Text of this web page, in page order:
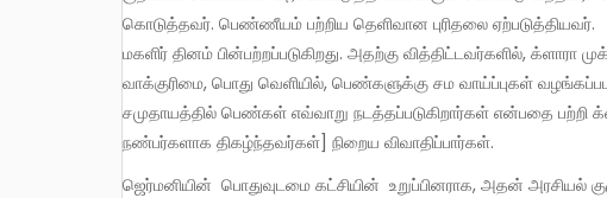
கொடுத்தவர். பெண்ணீயம் பற்றிய தெளிவான புரிதலை
மகளிர் தினம் பின்பற்றப்படுகிறது. அதற்கு வித்திட்டவர்களில், க்ளாரா
வாக்குரிமை, பொது வெளியில், பெண்களுக்கு சம வாய்ப்புகள்
சமுதாயத்தில் பெண்கள் எவ்வாறு நடத்தப்படுகிறார்கள் என்பதை பற்றி
நண்பர்களாக திகழ்ந்தவர்கள்] நிறைய விவாதிப்பார்கள்.
ஜெர்மனியின் பொதுவுடமை கட்சியின் உறுப்பினராக, அதன் அரசியல் குழுவில் 1920-1933 வரை அயராமல் பணியாற்றினார்.